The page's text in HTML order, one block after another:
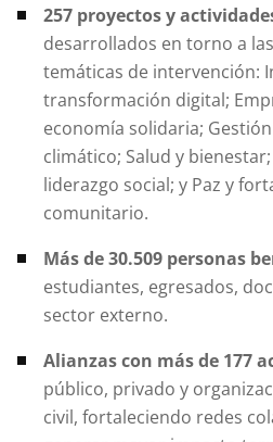
257 proyectos y
desarrollados en torno a
temáticas de intervención:
transformación digital;
economía solidaria;
climático; Salud y
liderazgo social; y Paz y
comunitario.
Más de 30.509 personas
estudiantes, egresados,
sector externo.
Alianzas con más de 177
público, privado y
civil, fortaleciendo redes